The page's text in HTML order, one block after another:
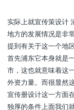
实际上就宣传策设计
地方的发展情况是非
提到有关于这一个地
首先浦东它本身就是
市，这也就意味着这
外资力量。而很显然
宣传册设计这一方面
独厚的条件上面我们